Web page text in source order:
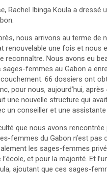
Rachel Ibinga Koula a
nous arrivons au terme de
renouvelable une fois et
reconnaître. Nous avons eu
femmes au Gabon a
66 dossiers ont
pour nous, aujourd’hui,
une nouvelle structure qui
un conseiller et une
que nous avons rencontrée
femmes du Gabon n’est
les sages-femmes
et pour la majorité. Et
ajoutant que ces sages-